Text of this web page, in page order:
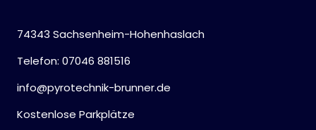
74343 Sachsenheim-Hohenhaslach
Telefon: 07046 881516
info@pyrotechnik-brunner.de
Kostenlose Parkplätze